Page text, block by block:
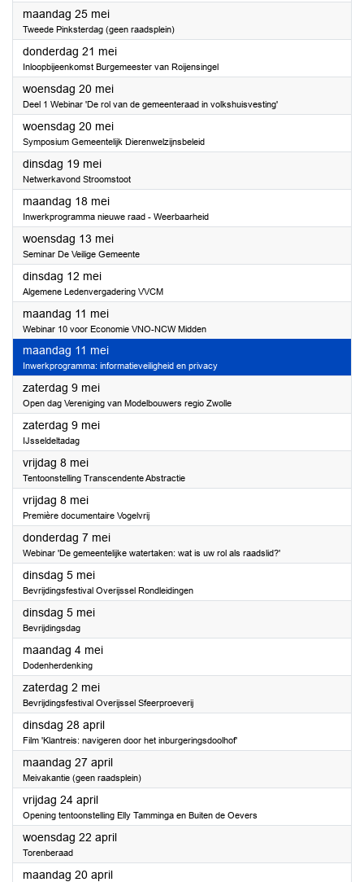
maandag 25 mei2026
Tweede Pinksterdag (geen raadsplein)
donderdag 21 mei2026
Inloopbijeenkomst Burgemeester van Roijensingel
woensdag 20 mei2026
Deel 1 Webinar 'De rol van de gemeenteraad in volkshuisvesting'
woensdag 20 mei2026
Symposium Gemeentelijk Dierenwelzijnsbeleid
dinsdag 19 mei2026
Netwerkavond Stroomstoot
maandag 18 mei2026
Inwerkprogramma nieuwe raad - Weerbaarheid
woensdag 13 mei2026
Seminar De Veilige Gemeente
dinsdag 12 mei2026
Algemene Ledenvergadering VVCM
maandag 11 mei2026
Webinar 10 voor Economie VNO-NCW Midden
maandag 11 mei2026
Inwerkprogramma: informatieveiligheid en privacy
zaterdag 9 mei2026
Open dag Vereniging van Modelbouwers regio Zwolle
zaterdag 9 mei2026
IJsseldeltadag
vrijdag 8 mei2026
Tentoonstelling Transcendente Abstractie
vrijdag 8 mei2026
Première documentaire Vogelvrij
donderdag 7 mei2026
Webinar 'De gemeentelijke watertaken: wat is uw rol als raadslid?'
dinsdag 5 mei2026
Bevrijdingsfestival Overijssel Rondleidingen
dinsdag 5 mei2026
Bevrijdingsdag
maandag 4 mei2026
Dodenherdenking
zaterdag 2 mei2026
Bevrijdingsfestival Overijssel Sfeerproeverij
dinsdag 28 april2026
Film 'Klantreis: navigeren door het inburgeringsdoolhof'
maandag 27 april2026
Meivakantie (geen raadsplein)
vrijdag 24 april2026
Opening tentoonstelling Elly Tamminga en Buiten de Oevers
woensdag 22 april2026
Torenberaad
maandag 20 april2026